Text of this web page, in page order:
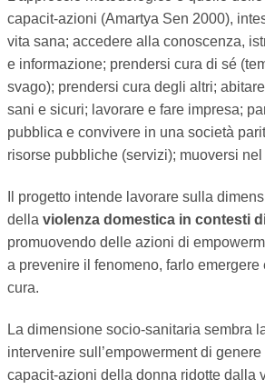
capacit-azioni (Amartya Sen 2000),
vita sana; accedere alla conoscenza,
e informazione; prendersi cura di sé
svago); prendersi cura degli altri;
sani e sicuri; lavorare e fare impresa;
pubblica e convivere in una società
risorse pubbliche (servizi); muoversi nel
Il progetto intende lavorare sulla
della violenza domestica in contesti
promuovendo delle azioni di
a prevenire il fenomeno, farlo emergere
cura.
La dimensione socio-sanitaria sembra
intervenire sull’empowerment di
capacit-azioni della donna ridotte dalla